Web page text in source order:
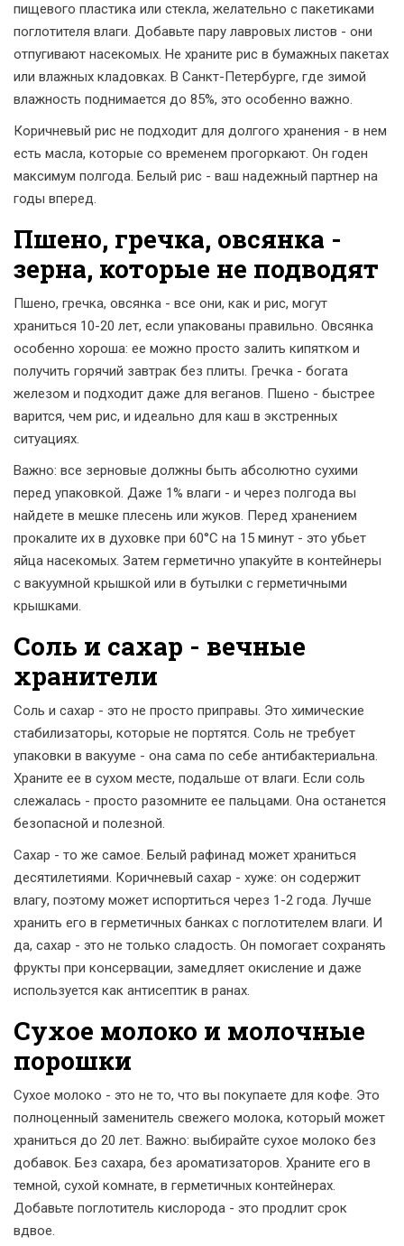
пищевого пластика или стекла, желательно с пакетиками
поглотителя влаги. Добавьте пару лавровых листов - они
отпугивают насекомых. Не храните рис в бумажных пакетах
или влажных кладовках. В Санкт-Петербурге, где зимой
влажность поднимается до 85%, это особенно важно.
Коричневый рис не подходит для долгого хранения - в нем
есть масла, которые со временем прогоркают. Он годен
максимум полгода. Белый рис - ваш надежный партнер на
годы вперед.
Пшено, гречка, овсянка -
зерна, которые не подводят
Пшено, гречка, овсянка - все они, как и рис, могут
храниться 10-20 лет, если упакованы правильно. Овсянка
особенно хороша: ее можно просто залить кипятком и
получить горячий завтрак без плиты. Гречка - богата
железом и подходит даже для веганов. Пшено - быстрее
варится, чем рис, и идеально для каш в экстренных
ситуациях.
Важно: все зерновые должны быть абсолютно сухими
перед упаковкой. Даже 1% влаги - и через полгода вы
найдете в мешке плесень или жуков. Перед хранением
прокалите их в духовке при 60°C на 15 минут - это убьет
яйца насекомых. Затем герметично упакуйте в контейнеры
с вакуумной крышкой или в бутылки с герметичными
крышками.
Соль и сахар - вечные
хранители
Соль и сахар - это не просто приправы. Это химические
стабилизаторы, которые не портятся. Соль не требует
упаковки в вакууме - она сама по себе антибактериальна.
Храните ее в сухом месте, подальше от влаги. Если соль
слежалась - просто разомните ее пальцами. Она останется
безопасной и полезной.
Сахар - то же самое. Белый рафинад может храниться
десятилетиями. Коричневый сахар - хуже: он содержит
влагу, поэтому может испортиться через 1-2 года. Лучше
хранить его в герметичных банках с поглотителем влаги. И
да, сахар - это не только сладость. Он помогает сохранять
фрукты при консервации, замедляет окисление и даже
используется как антисептик в ранах.
Сухое молоко и молочные
порошки
Сухое молоко - это не то, что вы покупаете для кофе. Это
полноценный заменитель свежего молока, который может
храниться до 20 лет. Важно: выбирайте сухое молоко без
добавок. Без сахара, без ароматизаторов. Храните его в
темной, сухой комнате, в герметичных контейнерах.
Добавьте поглотитель кислорода - это продлит срок
вдвое.